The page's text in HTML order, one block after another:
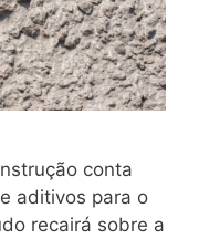
conta
aditivos para o
recairá sobre a